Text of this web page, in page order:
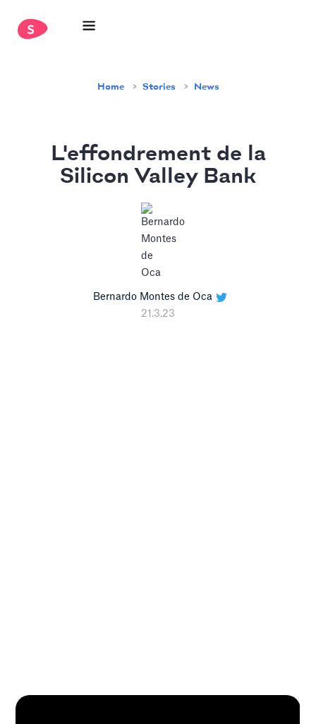
Home Stories News
L'effondrement de la
Silicon Valley Bank
Bernardo Montes de Oca
21.3.23